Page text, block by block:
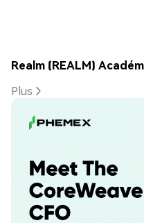
Realm (REALM)
Plus